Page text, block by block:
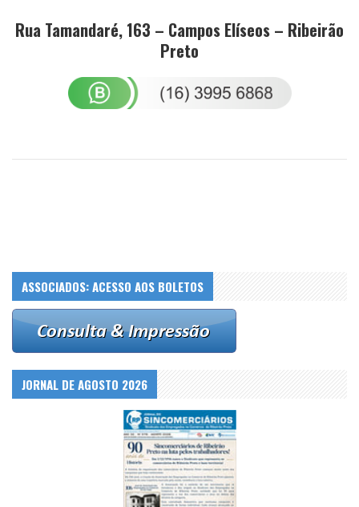
Rua Tamandaré, 163 – Campos Elíseos – Ribeirão
Preto
ASSOCIADOS: ACESSO AOS BOLETOS
JORNAL DE AGOSTO 2026